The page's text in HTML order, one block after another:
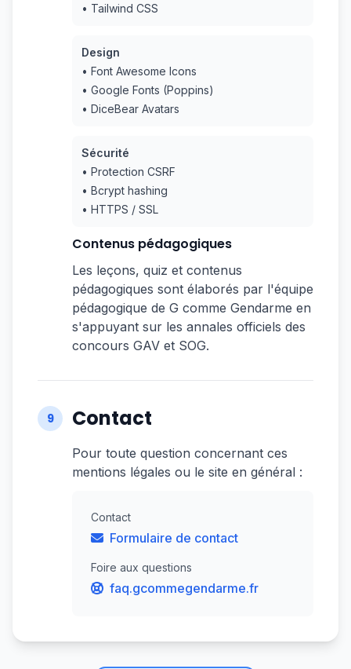
• Tailwind CSS
Design
• Font Awesome Icons
• Google Fonts (Poppins)
• DiceBear Avatars
Sécurité
• Protection CSRF
• Bcrypt hashing
• HTTPS / SSL
Contenus pédagogiques
Les leçons, quiz et contenus
pédagogiques sont élaborés par l'équipe
pédagogique de G comme Gendarme en
s'appuyant sur les annales officiels des
concours GAV et SOG.
9 Contact
Pour toute question concernant ces
mentions légales ou le site en général :
Contact
Formulaire de contact
Foire aux questions
faq.gcommegendarme.fr